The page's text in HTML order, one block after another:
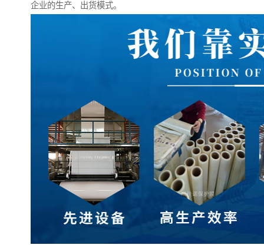
企业的生产、出货模式。